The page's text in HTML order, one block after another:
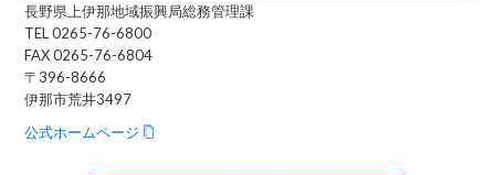
長野県上伊那地域振興局総務管理課
TEL 0265-76-6800
FAX 0265-76-6804
〒396-8666
伊那市荒井3497
公式ホームページ